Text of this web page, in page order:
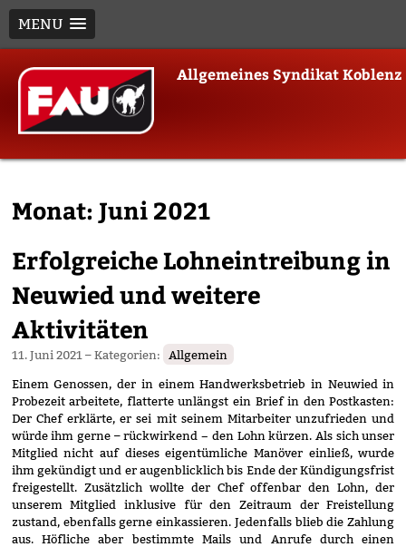
MENU
content
Allgemeines Syndikat Koblenz
Monat: Juni 2021
Erfolgreiche Lohneintreibung in
Neuwied und weitere
Aktivitäten
11. Juni 2021 – Kategorien:
Allgemein
Einem Genossen, der in einem Handwerksbetrieb in Neuwied in
Probezeit arbeitete, flatterte unlängst ein Brief in den Postkasten:
Der Chef erklärte, er sei mit seinem Mitarbeiter unzufrieden und
würde ihm gerne – rückwirkend − den Lohn kürzen. Als sich unser
Mitglied nicht auf dieses eigentümliche Manöver einließ, wurde
ihm gekündigt und er augenblicklich bis Ende der Kündigungsfrist
freigestellt. Zusätzlich wollte der Chef offenbar den Lohn, der
unserem Mitglied inklusive für den Zeitraum der Freistellung
zustand, ebenfalls gerne einkassieren. Jedenfalls blieb die Zahlung
aus. Höfliche aber bestimmte Mails und Anrufe durch einen